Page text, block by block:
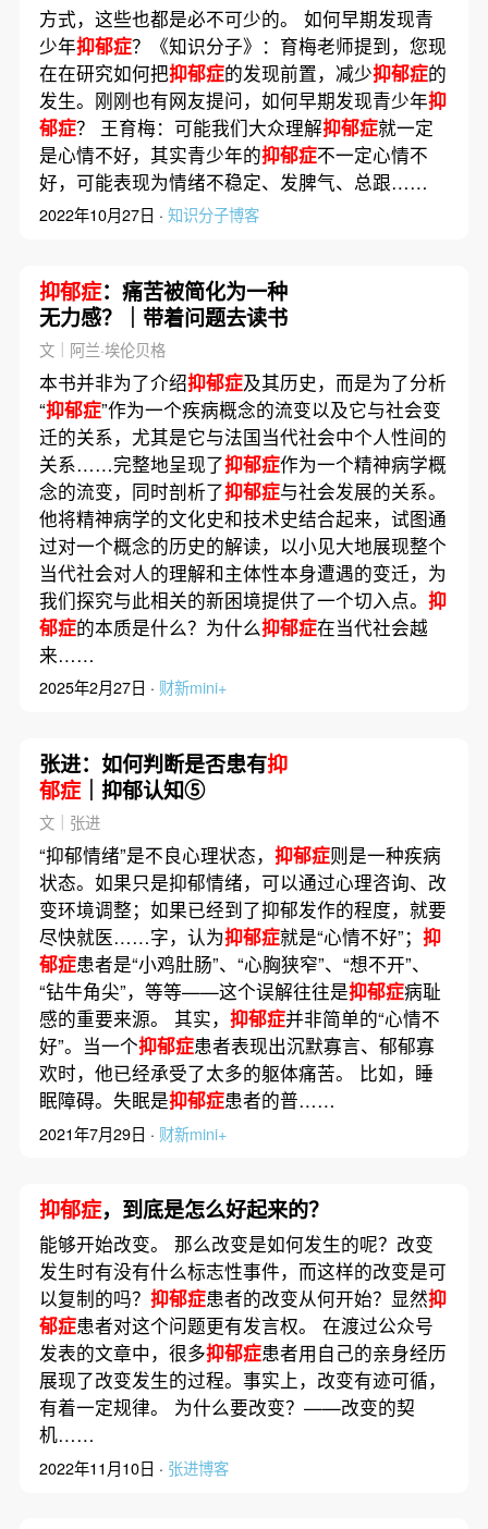
方式，这些也都是必不可少的。 如何早期发现青
少年抑郁症？《知识分子》：育梅老师提到，您现
在在研究如何把抑郁症的发现前置，减少抑郁症的
发生。刚刚也有网友提问，如何早期发现青少年抑
郁症？ 王育梅：可能我们大众理解抑郁症就一定
是心情不好，其实青少年的抑郁症不一定心情不
好，可能表现为情绪不稳定、发脾气、总跟……
2022年10月27日 · 知识分子博客
抑郁症：痛苦被简化为一种
无力感？｜带着问题去读书
文｜阿兰·埃伦贝格
本书并非为了介绍抑郁症及其历史，而是为了分析
“抑郁症”作为一个疾病概念的流变以及它与社会变
迁的关系，尤其是它与法国当代社会中个人性间的
关系……完整地呈现了抑郁症作为一个精神病学概
念的流变，同时剖析了抑郁症与社会发展的关系。
他将精神病学的文化史和技术史结合起来，试图通
过对一个概念的历史的解读，以小见大地展现整个
当代社会对人的理解和主体性本身遭遇的变迁，为
我们探究与此相关的新困境提供了一个切入点。 抑
郁症的本质是什么？为什么抑郁症在当代社会越
来……
2025年2月27日 · 财新mini+
张进：如何判断是否患有抑
郁症｜抑郁认知⑤
文｜张进
“抑郁情绪”是不良心理状态， 抑郁症则是一种疾病
状态。如果只是抑郁情绪，可以通过心理咨询、改
变环境调整；如果已经到了抑郁发作的程度，就要
尽快就医……字，认为抑郁症就是“心情不好”； 抑
郁症患者是“小鸡肚肠”、“心胸狭窄”、“想不开”、
“钻牛角尖”，等等——这个误解往往是抑郁症病耻
感的重要来源。 其实， 抑郁症并非简单的“心情不
好”。当一个抑郁症患者表现出沉默寡言、郁郁寡
欢时，他已经承受了太多的躯体痛苦。 比如，睡
眠障碍。失眠是抑郁症患者的普……
2021年7月29日 · 财新mini+
抑郁症，到底是怎么好起来的？
能够开始改变。 那么改变是如何发生的呢？改变
发生时有没有什么标志性事件，而这样的改变是可
以复制的吗？ 抑郁症患者的改变从何开始？显然抑
郁症患者对这个问题更有发言权。 在渡过公众号
发表的文章中，很多抑郁症患者用自己的亲身经历
展现了改变发生的过程。事实上，改变有迹可循，
有着一定规律。 为什么要改变？——改变的契
机……
2022年11月10日 · 张进博客